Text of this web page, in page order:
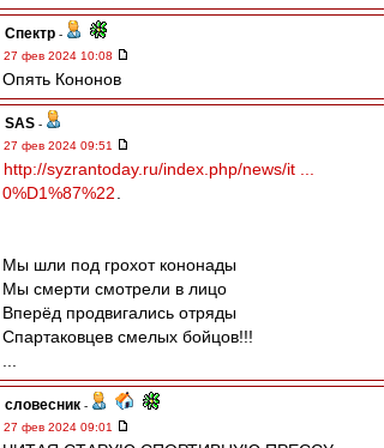
Спектр -
27 фев 2024 10:08
Опять Кононов
SAS -
27 фев 2024 09:51
http://syzrantoday.ru/index.php/news/it ...
0%D1%87%22
Мы шли под грохот кононады
Мы смерти смотрели в лицо
Вперёд продвигались отряды
Спартаковцев смелых бойцов!!!
словесник -
27 фев 2024 09:01